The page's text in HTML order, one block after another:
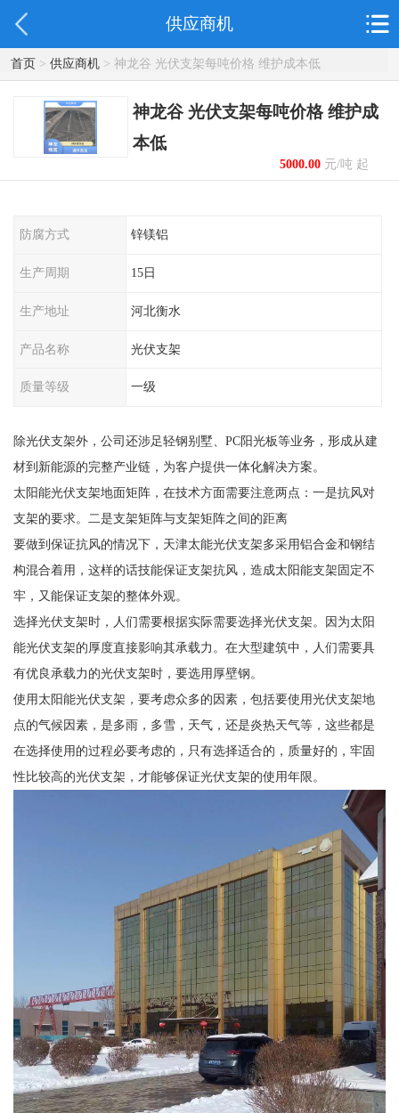
供应商机
首页> 供应商机> 神龙谷 光伏支架每吨价格 维护成本低
神龙谷 光伏支架每吨价格 维护成
本低
5000.00元/吨 起
防腐方式 锌镁铝
生产周期 15日
生产地址 河北衡水
产品名称 光伏支架
质量等级 一级
除光伏支架外，公司还涉足轻钢别墅、PC阳光板等业务，形成从建
材到新能源的完整产业链，为客户提供一体化解决方案。
太阳能光伏支架地面矩阵，在技术方面需要注意两点：一是抗风对
支架的要求。二是支架矩阵与支架矩阵之间的距离
要做到保证抗风的情况下，天津太能光伏支架多采用铝合金和钢结
构混合着用，这样的话技能保证支架抗风，造成太阳能支架固定不
牢，又能保证支架的整体外观。
选择光伏支架时，人们需要根据实际需要选择光伏支架。因为太阳
能光伏支架的厚度直接影响其承载力。在大型建筑中，人们需要具
有优良承载力的光伏支架时，要选用厚壁钢。
使用太阳能光伏支架，要考虑众多的因素，包括要使用光伏支架地
点的气候因素，是多雨，多雪，天气，还是炎热天气等，这些都是
在选择使用的过程必要考虑的，只有选择适合的，质量好的，牢固
性比较高的光伏支架，才能够保证光伏支架的使用年限。